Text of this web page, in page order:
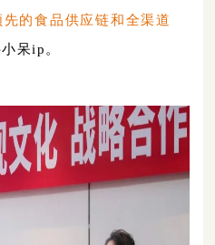
先的食品供应链和全渠道
小呆ip 。